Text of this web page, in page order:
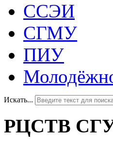
ССЭИ
СГМУ
ПИУ
Искать...
РЦСТВ